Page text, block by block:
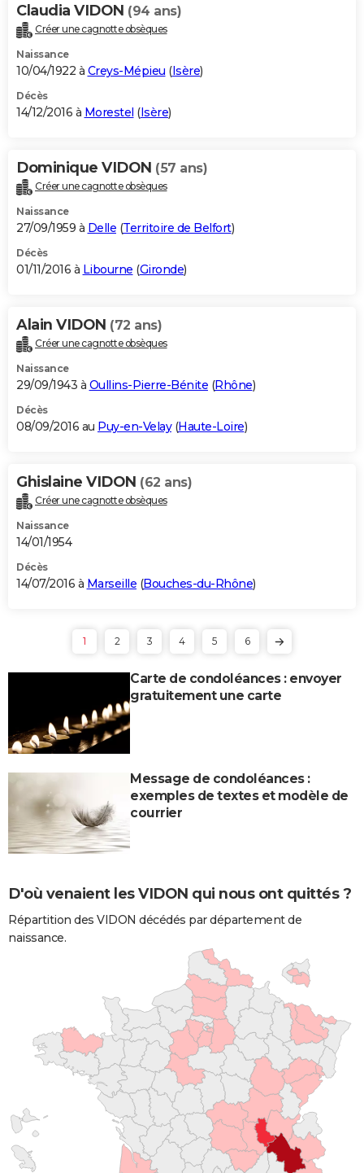
Claudia VIDON (94 ans)
Créer une cagnotte obsèques
Naissance
10/04/1922 à Creys-Mépieu (Isère)
Décès
14/12/2016 à Morestel (Isère)
Dominique VIDON (57 ans)
Créer une cagnotte obsèques
Naissance
27/09/1959 à Delle (Territoire de Belfort)
Décès
01/11/2016 à Libourne (Gironde)
Alain VIDON (72 ans)
Créer une cagnotte obsèques
Naissance
29/09/1943 à Oullins-Pierre-Bénite (Rhône)
Décès
08/09/2016 au Puy-en-Velay(Haute-Loire)
Ghislaine VIDON (62 ans)
Créer une cagnotte obsèques
Naissance
14/01/1954
Décès
14/07/2016 à Marseille (Bouches-du-Rhône)
1 2 3 4 5 6
Carte de condoléances : envoyer
gratuitement une carte
Message de condoléances :
exemples de textes et modèle de
courrier
D'où venaient les VIDON qui nous ont quittés ?
Répartition des VIDON décédés par département de
naissance.